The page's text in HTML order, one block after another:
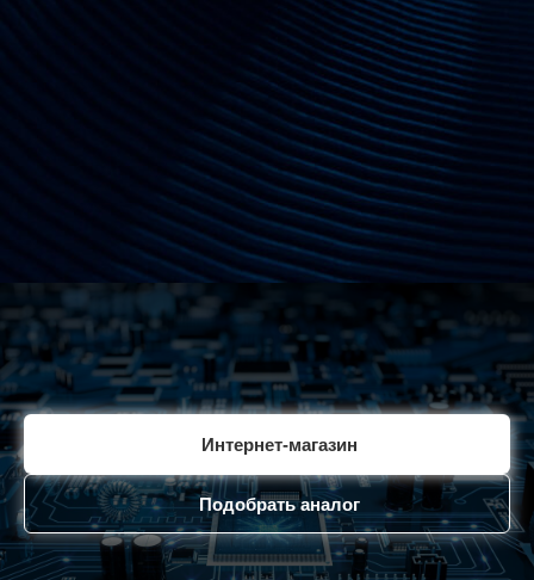
Интернет-магазин
Подобрать аналог